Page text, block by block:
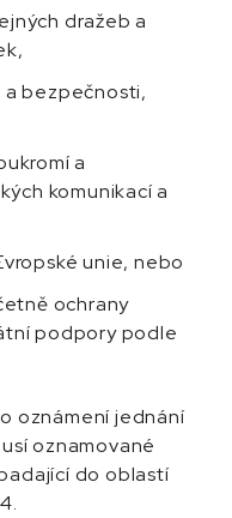
dražeb a
bezpečnosti,
a
komunikací a
unie, nebo
ochrany
podpory podle
oznámení jednání
oznamované
do oblastí